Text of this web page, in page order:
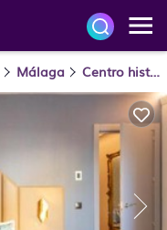
Málaga Centro histórico de Málaga